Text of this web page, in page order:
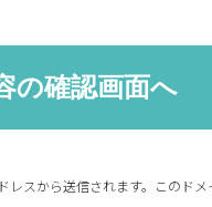
から送信されます。このドメ